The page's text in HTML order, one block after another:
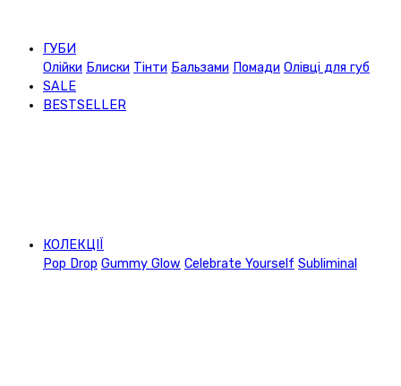
ГУБИ
Олійки Блиски Тінти Бальзами Помади Олівці для губ
SALE
BESTSELLER
КОЛЕКЦІЇ
Pop Drop Gummy Glow Celebrate Yourself Subliminal